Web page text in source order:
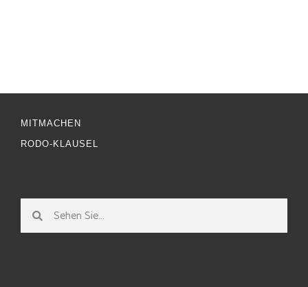
MITMACHEN
RODO-KLAUSEL